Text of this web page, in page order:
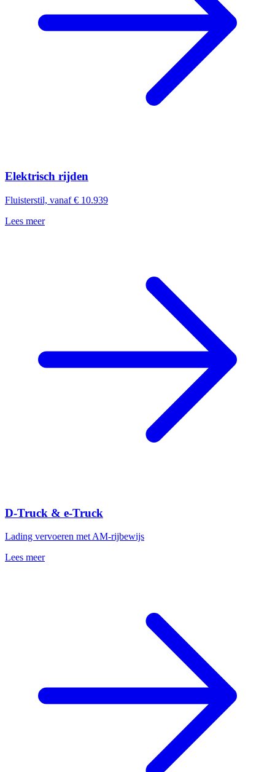
Elektrisch rijden
Fluisterstil, vanaf € 10.939
Lees meer
D-Truck & e-Truck
Lading vervoeren met AM-rijbewijs
Lees meer